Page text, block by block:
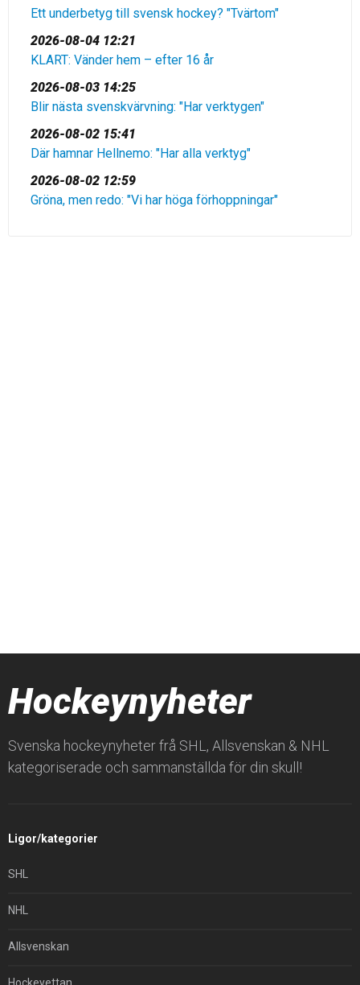
Ett underbetyg till svensk hockey? "Tvärtom"
2026-08-04 12:21
KLART: Vänder hem – efter 16 år
2026-08-03 14:25
Blir nästa svenskvärvning: "Har verktygen"
2026-08-02 15:41
Där hamnar Hellnemo: "Har alla verktyg"
2026-08-02 12:59
Gröna, men redo: "Vi har höga förhoppningar"
Hockeynyheter
Svenska hockeynyheter frå SHL, Allsvenskan & NHL
kategoriserade och sammanställda för din skull!
Ligor/kategorier
SHL
NHL
Allsvenskan